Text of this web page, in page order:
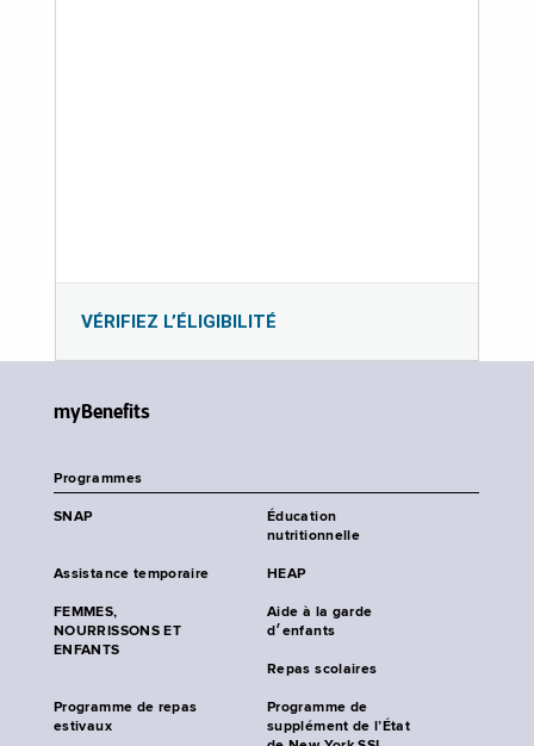
VÉRIFIEZ L’ÉLIGIBILITÉ
myBenefits
Programmes
SNAP
Éducation
nutritionnelle
Assistance temporaire HEAP
FEMMES,
NOURRISSONS ET
ENFANTS
Aide à la garde
d׳enfants
Repas scolaires
Programme de repas
estivaux
Programme de
supplément de l’État